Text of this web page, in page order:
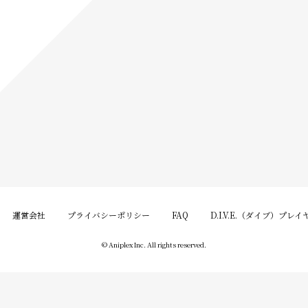
運営会社 プライバシーポリシー FAQ D.I.V.E.（ダイブ）プレイ
© Aniplex Inc. All rights reserved.